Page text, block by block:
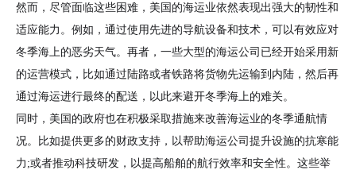
然而，尽管面临这些困难，美国的海运业依然表现出强大的韧性和
适应能力。例如，通过使用先进的导航设备和技术，可以有效应对
冬季海上的恶劣天气。再者，一些大型的海运公司已经开始采用新
的运营模式，比如通过陆路或者铁路将货物先运输到内陆，然后再
通过海运进行最终的配送，以此来避开冬季海上的难关。
同时，美国的政府也在积极采取措施来改善海运业的冬季通航情
况。比如提供更多的财政支持，以帮助海运公司提升设施的抗寒能
力;或者推动科技研发，以提高船舶的航行效率和安全性。这些举